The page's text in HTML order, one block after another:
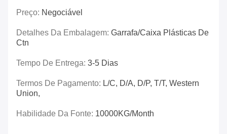
Preço: Negociável
Detalhes Da Embalagem: Garrafa/caixa Plásticas De
Ctn
Tempo De Entrega: 3-5 Dias
Termos De Pagamento: L/C, D/A, D/P, T/T, Western
Union,
Habilidade Da Fonte: 10000KG/Month